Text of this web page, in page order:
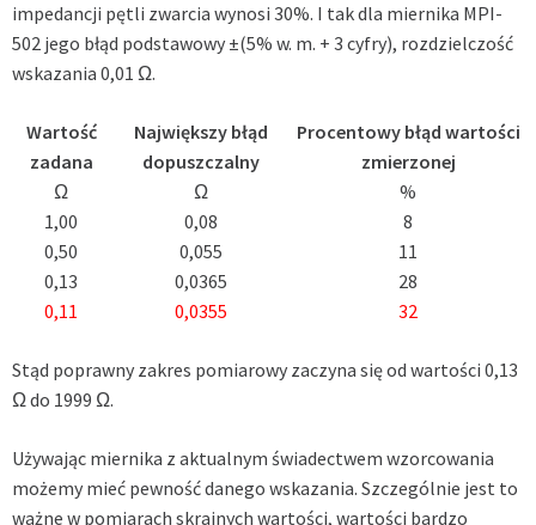
impedancji pętli zwarcia wynosi 30%. I tak dla miernika MPI-
502 jego błąd podstawowy ±(5% w. m. + 3 cyfry), rozdzielczość
wskazania 0,01 Ω.
Wartość
zadana
Największy błąd
dopuszczalny
Procentowy błąd wartości
zmierzonej
Ω
Ω
%
1,00
0,08
8
0,50
0,055
11
0,13
0,0365
28
0,11
0,0355 32
Stąd poprawny zakres pomiarowy zaczyna się od wartości 0,13
Ω do 1999 Ω.
Używając miernika z aktualnym świadectwem wzorcowania
możemy mieć pewność danego wskazania. Szczególnie jest to
ważne w pomiarach skrajnych wartości, wartości bardzo